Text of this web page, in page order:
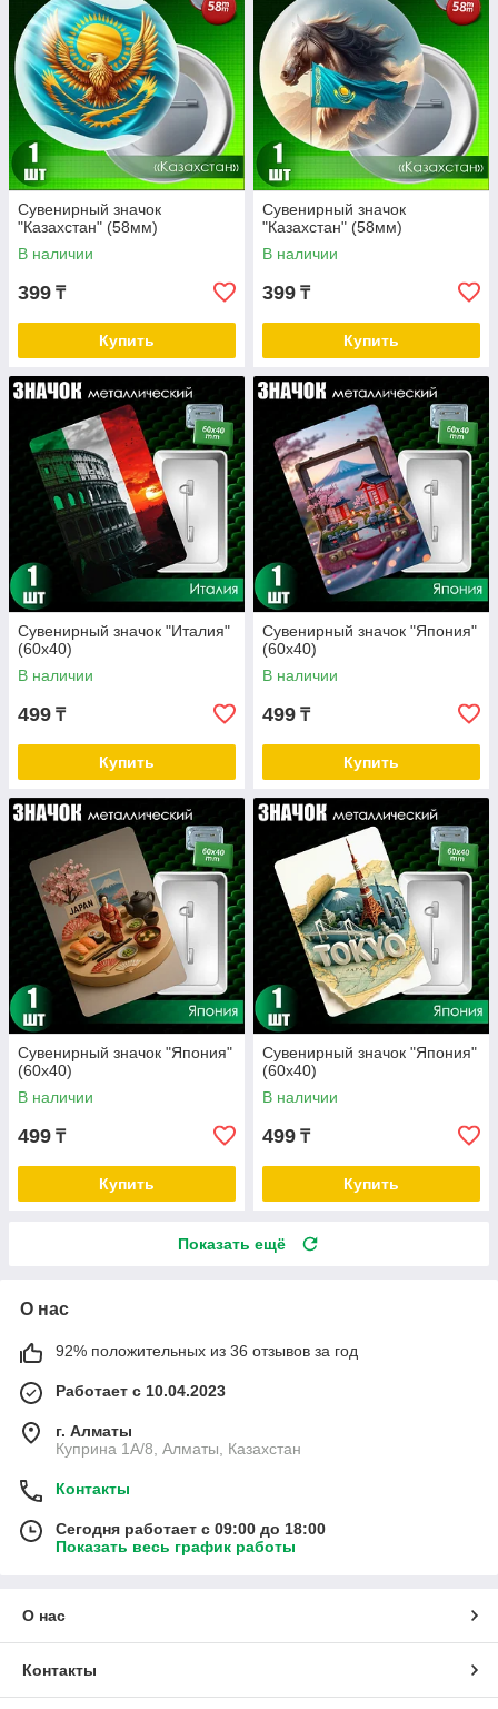
Сувенирный значок
"Казахстан" (58мм)
В наличии
399 ₸
Купить
Сувенирный значок
"Казахстан" (58мм)
В наличии
399 ₸
Купить
Сувенирный значок "Италия"
(60х40)
В наличии
499 ₸
Купить
Сувенирный значок "Япония"
(60х40)
В наличии
499 ₸
Купить
Сувенирный значок "Япония"
(60х40)
В наличии
499 ₸
Купить
Сувенирный значок "Япония"
(60х40)
В наличии
499 ₸
Купить
Показать ещё
О нас
92% положительных из 36 отзывов за год
Работает с 10.04.2023
г. Алматы
Куприна 1A/8, Алматы, Казахстан
Контакты
Сегодня работает с 09:00 до 18:00
Показать весь график работы
О нас
Контакты